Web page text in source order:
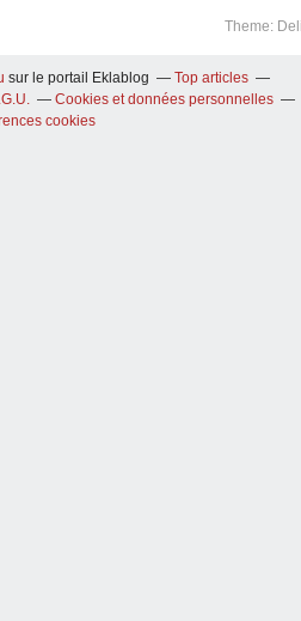
Theme:
sur le portail Eklablog
Top articles
Cookies et données personnelles
cookies